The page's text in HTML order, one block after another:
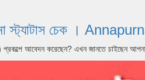
যোজনা স্ট্যাটাস চেক ।
আবেদন করেছেন? এখন জানতে চাইছেন